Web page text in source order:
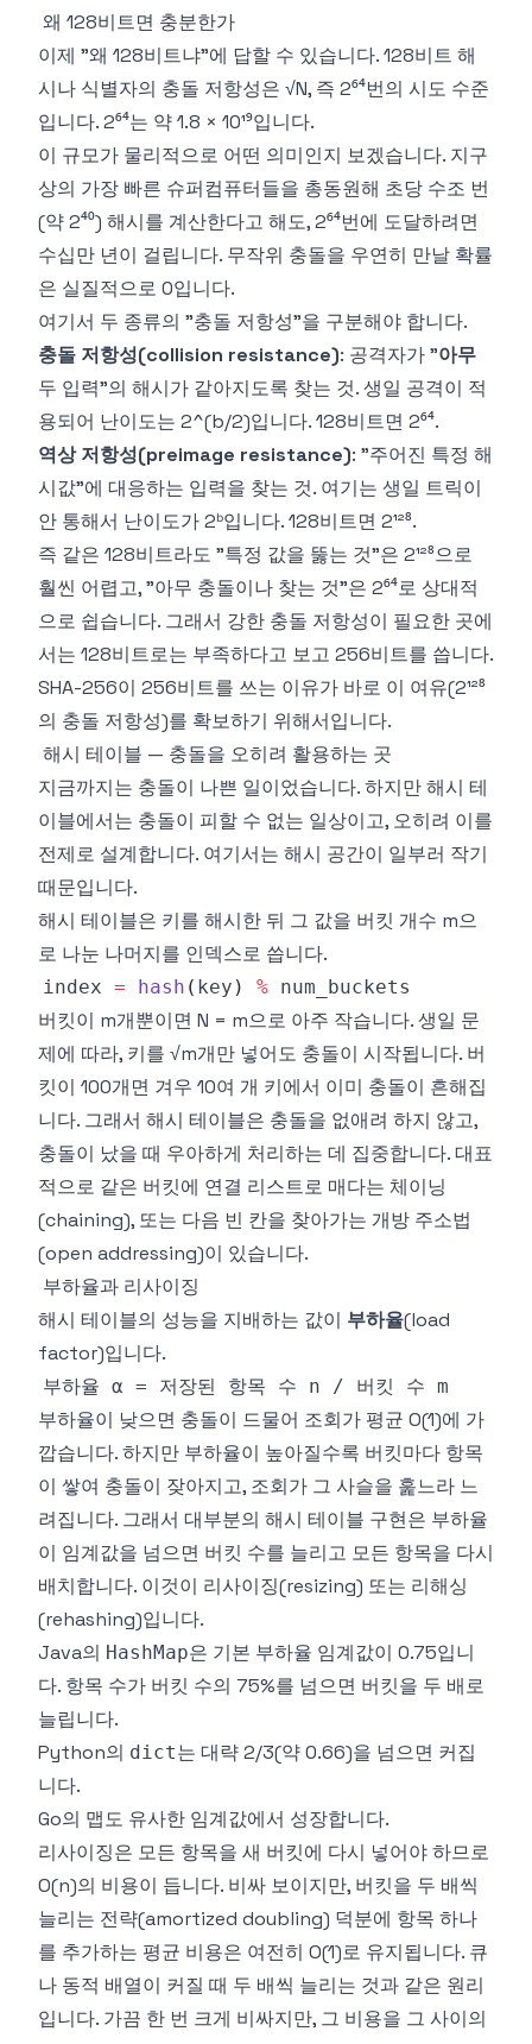
왜 128비트면 충분한가
이제 "왜 128비트냐"에 답할 수 있습니다. 128비트 해
시나 식별자의 충돌 저항성은 √N, 즉 2⁶⁴번의 시도 수준
입니다. 2⁶⁴는 약 1.8 × 10¹⁹입니다.
이 규모가 물리적으로 어떤 의미인지 보겠습니다. 지구
상의 가장 빠른 슈퍼컴퓨터들을 총동원해 초당 수조 번
(약 2⁴⁰) 해시를 계산한다고 해도, 2⁶⁴번에 도달하려면
수십만 년이 걸립니다. 무작위 충돌을 우연히 만날 확률
은 실질적으로 0입니다.
여기서 두 종류의 "충돌 저항성"을 구분해야 합니다.
충돌 저항성(collision resistance): 공격자가 "아무
두 입력"의 해시가 같아지도록 찾는 것. 생일 공격이 적
용되어 난이도는 2^(b/2)입니다. 128비트면 2⁶⁴.
역상 저항성(preimage resistance): "주어진 특정 해
시값"에 대응하는 입력을 찾는 것. 여기는 생일 트릭이
안 통해서 난이도가 2ᵇ입니다. 128비트면 2¹²⁸.
즉 같은 128비트라도 "특정 값을 뚫는 것"은 2¹²⁸으로
훨씬 어렵고, "아무 충돌이나 찾는 것"은 2⁶⁴로 상대적
으로 쉽습니다. 그래서 강한 충돌 저항성이 필요한 곳에
서는 128비트로는 부족하다고 보고 256비트를 씁니다.
SHA-256이 256비트를 쓰는 이유가 바로 이 여유(2¹²⁸
의 충돌 저항성)를 확보하기 위해서입니다.
해시 테이블 — 충돌을 오히려 활용하는 곳
지금까지는 충돌이 나쁜 일이었습니다. 하지만 해시 테
이블에서는 충돌이 피할 수 없는 일상이고, 오히려 이를
전제로 설계합니다. 여기서는 해시 공간이 일부러 작기
때문입니다.
해시 테이블은 키를 해시한 뒤 그 값을 버킷 개수 m으
로 나눈 나머지를 인덱스로 씁니다.
index = hash ( key ) %
버킷이 m개뿐이면 N = m으로 아주 작습니다. 생일 문
제에 따라, 키를 √m개만 넣어도 충돌이 시작됩니다. 버
킷이 100개면 겨우 10여 개 키에서 이미 충돌이 흔해집
니다. 그래서 해시 테이블은 충돌을 없애려 하지 않고,
충돌이 났을 때 우아하게 처리하는 데 집중합니다. 대표
적으로 같은 버킷에 연결 리스트로 매다는 체이닝
(chaining), 또는 다음 빈 칸을 찾아가는 개방 주소법
(open addressing)이 있습니다.
부하율과 리사이징
해시 테이블의 성능을 지배하는 값이 부하율(load
factor)입니다.
부하율이 낮으면 충돌이 드물어 조회가 평균 O(1)에 가
깝습니다. 하지만 부하율이 높아질수록 버킷마다 항목
이 쌓여 충돌이 잦아지고, 조회가 그 사슬을 훑느라 느
려집니다. 그래서 대부분의 해시 테이블 구현은 부하율
이 임계값을 넘으면 버킷 수를 늘리고 모든 항목을 다시
배치합니다. 이것이 리사이징(resizing) 또는 리해싱
(rehashing)입니다.
Java의 HashMap은 기본 부하율 임계값이 0.75입니
다. 항목 수가 버킷 수의 75%를 넘으면 버킷을 두 배로
늘립니다.
Python의 dict는 대략 2/3(약 0.66)을 넘으면 커집
니다.
Go의 맵도 유사한 임계값에서 성장합니다.
리사이징은 모든 항목을 새 버킷에 다시 넣어야 하므로
O(n)의 비용이 듭니다. 비싸 보이지만, 버킷을 두 배씩
늘리는 전략(amortized doubling) 덕분에 항목 하나
를 추가하는 평균 비용은 여전히 O(1)로 유지됩니다. 큐
나 동적 배열이 커질 때 두 배씩 늘리는 것과 같은 원리
입니다. 가끔 한 번 크게 비싸지만, 그 비용을 그 사이의